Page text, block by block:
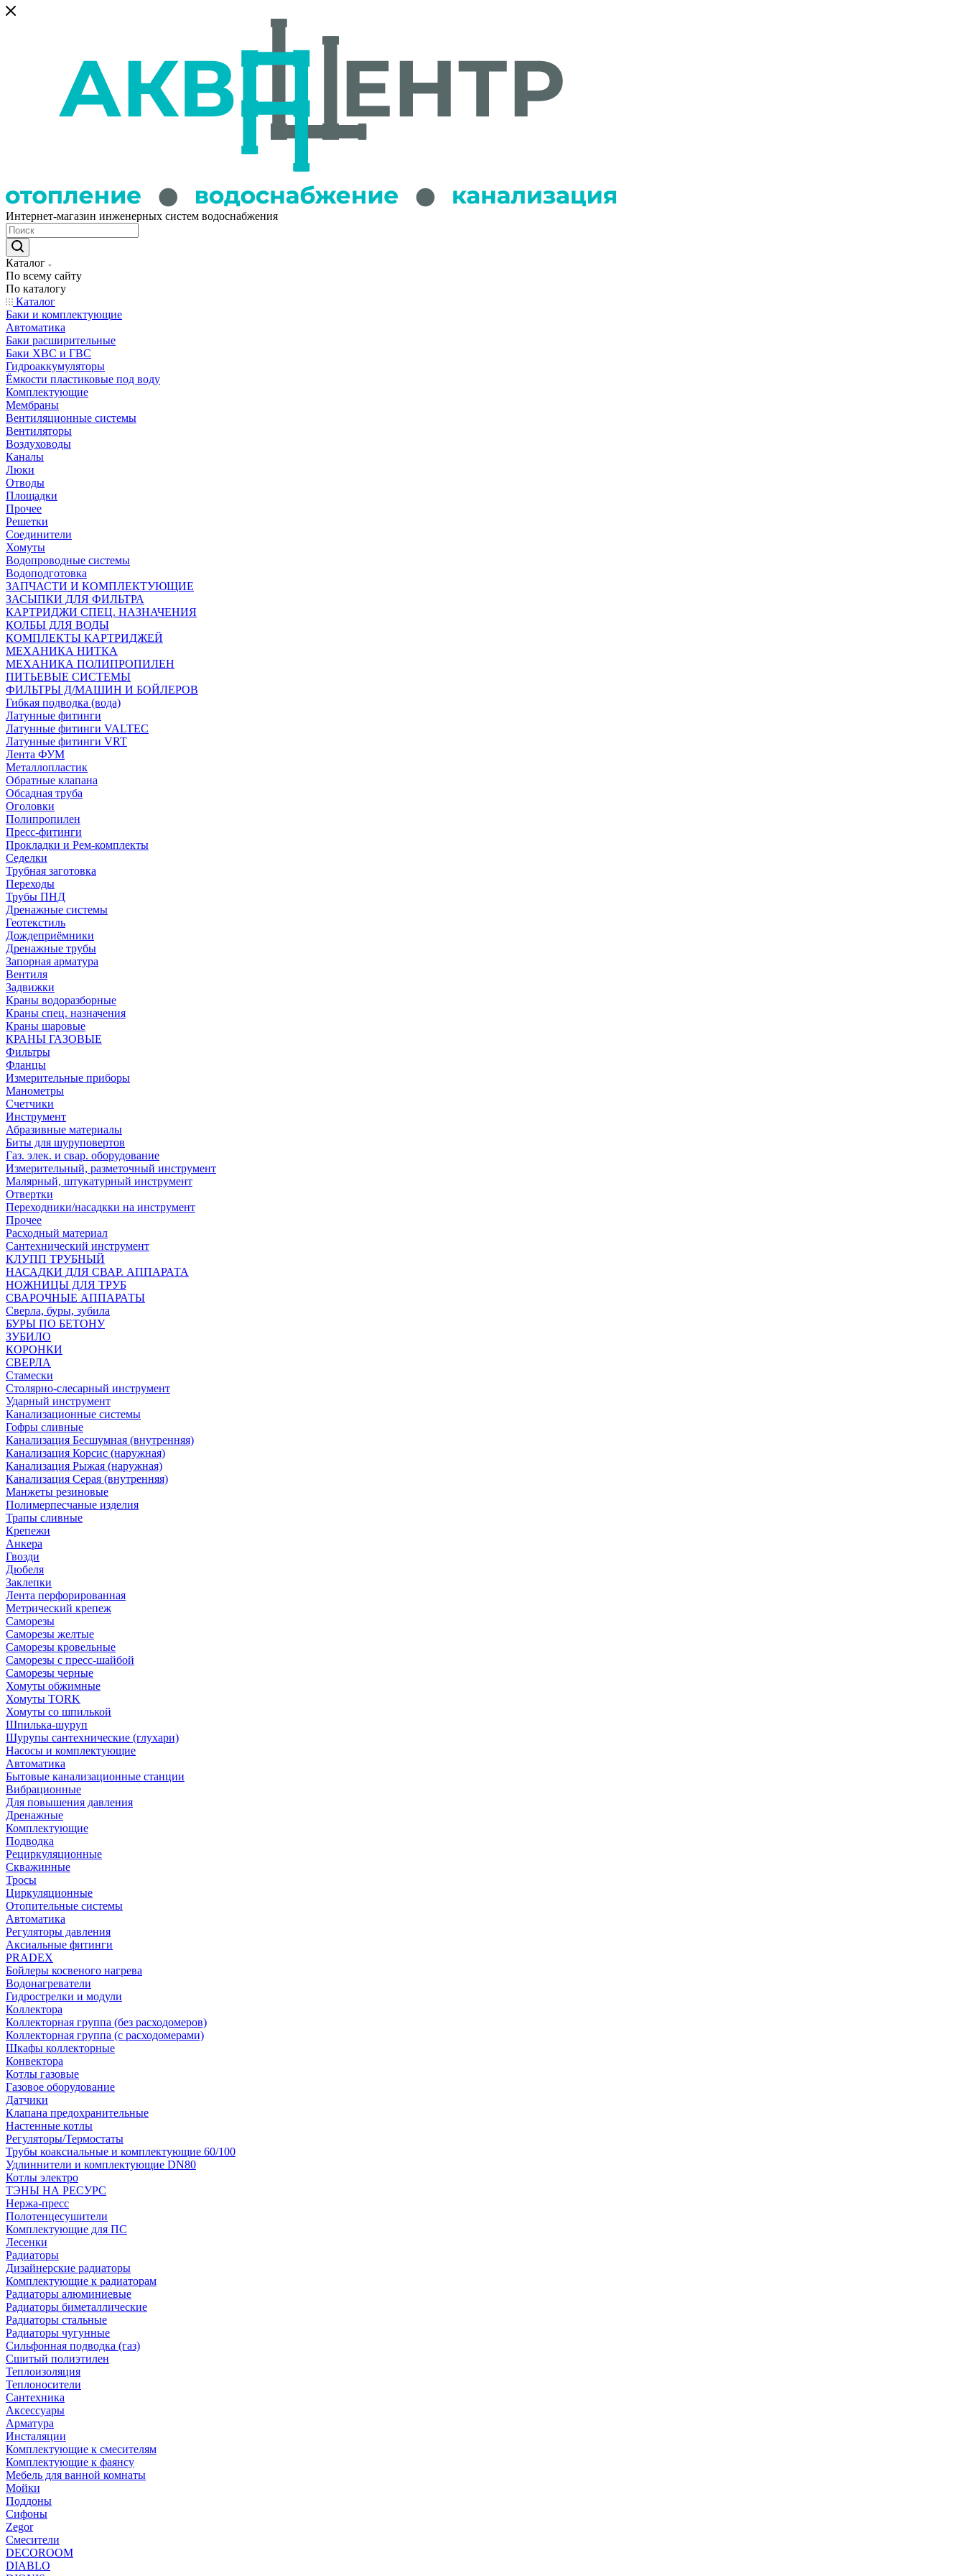
Интернет-магазин инженерных систем водоснабжения
Каталог
По всему сайту
По каталогу
Каталог
Баки и комплектующие
Автоматика
Баки расширительные
Баки ХВС и ГВС
Гидроаккумуляторы
Ёмкости пластиковые под воду
Комплектующие
Мембраны
Вентиляционные системы
Вентиляторы
Воздуховоды
Каналы
Люки
Отводы
Площадки
Прочее
Решетки
Соединители
Хомуты
Водопроводные системы
Водоподготовка
ЗАПЧАСТИ И КОМПЛЕКТУЮЩИЕ
ЗАСЫПКИ ДЛЯ ФИЛЬТРА
КАРТРИДЖИ СПЕЦ. НАЗНАЧЕНИЯ
КОЛБЫ ДЛЯ ВОДЫ
КОМПЛЕКТЫ КАРТРИДЖЕЙ
МЕХАНИКА НИТКА
МЕХАНИКА ПОЛИПРОПИЛЕН
ПИТЬЕВЫЕ СИСТЕМЫ
ФИЛЬТРЫ Д/МАШИН И БОЙЛЕРОВ
Гибкая подводка (вода)
Латунные фитинги
Латунные фитинги VALTEC
Латунные фитинги VRT
Лента ФУМ
Металлопластик
Обратные клапана
Обсадная труба
Оголовки
Полипропилен
Пресс-фитинги
Прокладки и Рем-комплекты
Седелки
Трубная заготовка
Переходы
Трубы ПНД
Дренажные системы
Геотекстиль
Дождеприёмники
Дренажные трубы
Запорная арматура
Вентиля
Задвижки
Краны водоразборные
Краны спец. назначения
Краны шаровые
КРАНЫ ГАЗОВЫЕ
Фильтры
Фланцы
Измерительные приборы
Манометры
Счетчики
Инструмент
Абразивные материалы
Биты для шуруповертов
Газ. элек. и свар. оборудование
Измерительный, разметочный инструмент
Малярный, штукатурный инструмент
Отвертки
Переходники/насадкки на инструмент
Прочее
Расходный материал
Сантехнический инструмент
КЛУПП ТРУБНЫЙ
НАСАДКИ ДЛЯ СВАР. АППАРАТА
НОЖНИЦЫ ДЛЯ ТРУБ
СВАРОЧНЫЕ АППАРАТЫ
Сверла, буры, зубила
БУРЫ ПО БЕТОНУ
ЗУБИЛО
КОРОНКИ
СВЕРЛА
Стамески
Столярно-слесарный инструмент
Ударный инструмент
Канализационные системы
Гофры сливные
Канализация Бесшумная (внутренняя)
Канализация Корсис (наружная)
Канализация Рыжая (наружная)
Канализация Серая (внутренняя)
Манжеты резиновые
Полимерпесчаные изделия
Трапы сливные
Крепежи
Анкера
Гвозди
Дюбеля
Заклепки
Лента перфорированная
Метрический крепеж
Саморезы
Саморезы желтые
Саморезы кровельные
Саморезы с пресс-шайбой
Саморезы черные
Хомуты обжимные
Хомуты TORK
Хомуты со шпилькой
Шпилька-шуруп
Шурупы сантехнические (глухари)
Насосы и комплектующие
Автоматика
Бытовые канализационные станции
Вибрационные
Для повышения давления
Дренажные
Комплектующие
Подводка
Рециркуляционные
Скважинные
Тросы
Циркуляционные
Отопительные системы
Автоматика
Регуляторы давления
Аксиальные фитинги
PRADEX
Бойлеры косвеного нагрева
Водонагреватели
Гидрострелки и модули
Коллектора
Коллекторная группа (без расходомеров)
Коллекторная группа (с расходомерами)
Шкафы коллекторные
Конвектора
Котлы газовые
Газовое оборудование
Датчики
Клапана предохранительные
Настенные котлы
Регуляторы/Термостаты
Трубы коаксиальные и комплектующие 60/100
Удлиннители и комплектующие DN80
Котлы электро
ТЭНЫ НА РЕСУРС
Нержа-пресс
Полотенцесушители
Комплектующие для ПС
Лесенки
Радиаторы
Дизайнерские радиаторы
Комплектующие к радиаторам
Радиаторы алюминиевые
Радиаторы биметаллические
Радиаторы стальные
Радиаторы чугунные
Сильфонная подводка (газ)
Сшитый полиэтилен
Теплоизоляция
Теплоносители
Сантехника
Аксессуары
Арматура
Инсталяции
Комплектующие к смесителям
Комплектующие к фаянсу
Мебель для ванной комнаты
Мойки
Поддоны
Сифоны
Zegor
Смесители
DECOROOM
DIABLO